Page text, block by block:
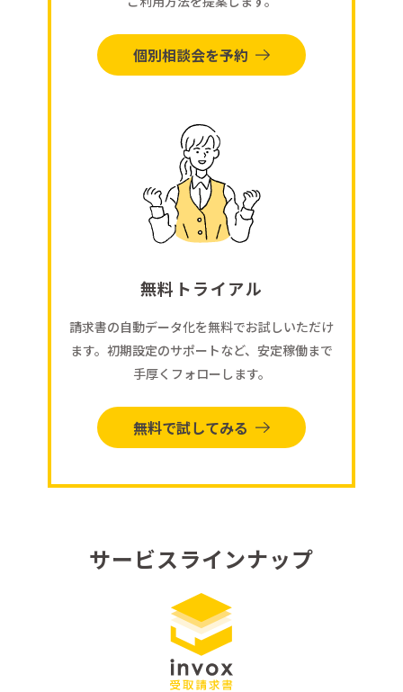
個別相談会を予約
無料トライアル
請求書の自動データ化を無料でお試しいただけ
ます。初期設定のサポートなど、安定稼働まで
手厚くフォローします。
無料で試してみる
サービスラインナップ